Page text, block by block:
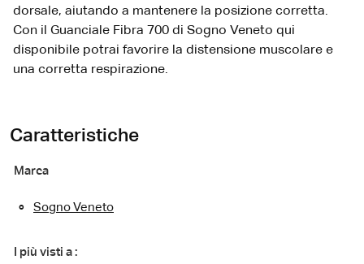
dorsale, aiutando a mantenere la posizione corretta.
Con il Guanciale Fibra 700 di Sogno Veneto qui
disponibile potrai favorire la distensione muscolare e
una corretta respirazione.
Caratteristiche
Marca
Sogno Veneto
I più visti a :